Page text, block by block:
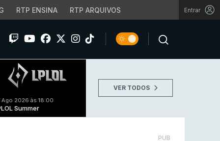
RTP ENSINA RTP ARQUIVOS Entrar
Ago 2026 às 18:00
Summer
VER TODOS
PUB